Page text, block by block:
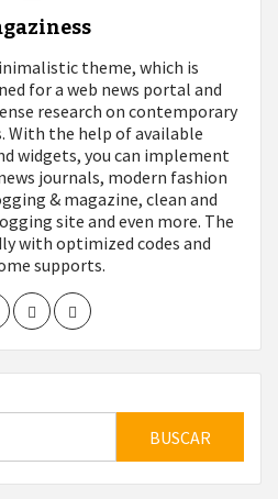
theme, which is
for a web news portal and
research on contemporary
With the help of available
widgets, you can implement
journals, modern fashion
& magazine, clean and
site and even more. The
with optimized codes and
supports.